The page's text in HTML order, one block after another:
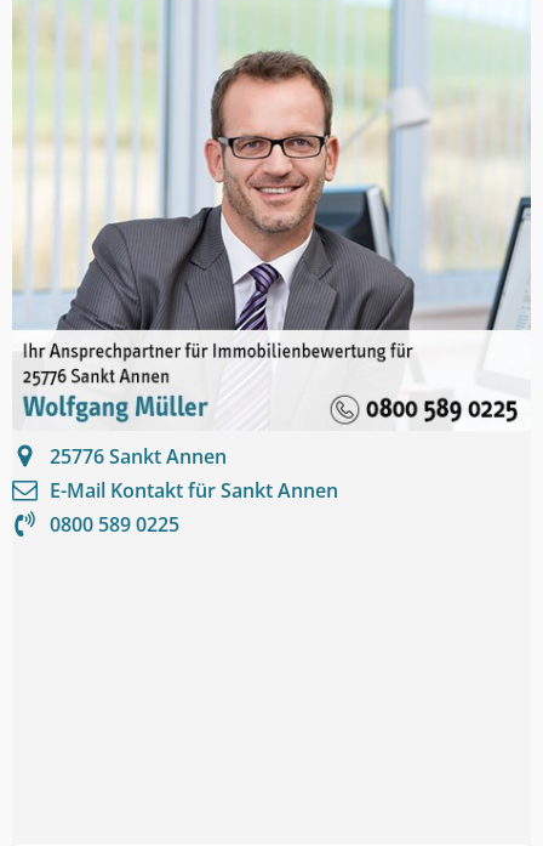
25776Sankt Annen
E-Mail Kontakt fürSankt Annen
0800 589 0225